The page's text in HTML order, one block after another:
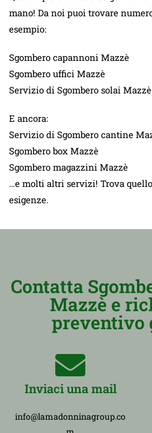
mano! Da noi puoi trovare
esempio:
Sgombero capannoni Mazzè
Sgombero uffici Mazzè
Servizio di Sgombero solai Mazzè
E ancora:
Servizio di Sgombero cantine
Sgombero box Mazzè
Sgombero magazzini Mazzè
…e molti altri servizi! Trova
esigenze.
Contatta
Mazzè e
preventivo
Inviaci una mail
info@lamadonninagroup.co